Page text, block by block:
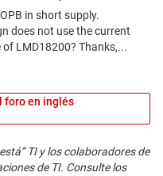
foro en inglés
TI y los colaboradores de
de TI. Consulte los